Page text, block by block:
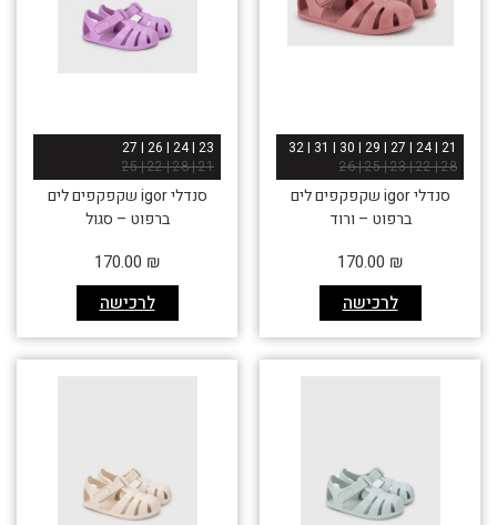
21 | 24 | 27 | 29 | 30 | 31 | 32
28 | 22 | 23 | 25 | 26
סנדלי igor שקפקפים לים
ברפוט – ורוד
לרכישה
170.00 ₪
23 | 24 | 26 | 27
21 | 28 | 22 | 25
סנדלי igor שקפקפים לים
ברפוט – סגול
לרכישה
170.00 ₪